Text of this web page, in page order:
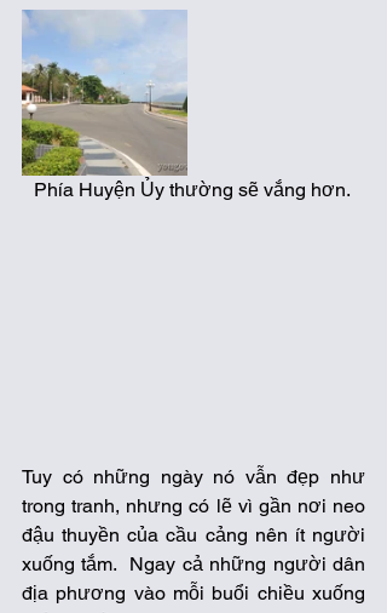
Phía Huyện Ủy thường sẽ vắng hơn.
Tuy có những ngày nó vẫn đẹp như
trong tranh, nhưng có lẽ vì gần nơi neo
đậu thuyền của cầu cảng nên ít người
xuống tắm.  Ngay cả những người dân
địa phương vào mỗi buổi chiều xuống